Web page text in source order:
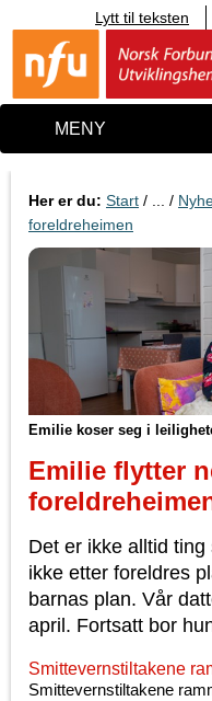
i
n
o
Lytt til teksten
MENY
Her er du: Start / ... /
foreldreheimen
Emilie koser seg i
Emilie flytter
Det er ikke alltid ting
ikke etter foreldres
barnas plan. Vår
april. Fortsatt bor
Smittevernstiltakene
Smittevernstiltakene